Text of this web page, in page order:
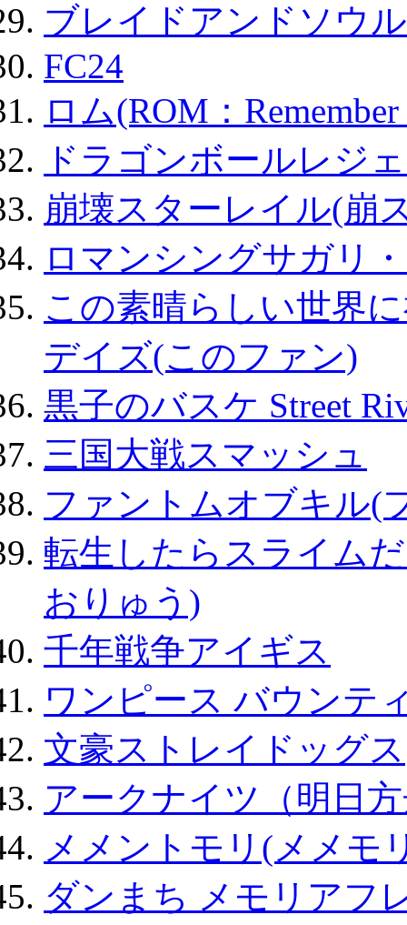
ブレイドアンドソウ
FC24
ロム(ROM：
ドラゴンボールレジ
崩壊スターレイル(崩
ロマンシングサガリ
この素晴らしい世界
デイズ(このファン)
黒子のバスケ Street
三国大戦スマッシュ
ファントムオブキル(
転生したらスライム
おりゅう)
千年戦争アイギス
ワンピース バウンテ
文豪ストレイドッグス
アークナイツ（明日
メメントモリ(メメモ
ダンまち メモリアフ